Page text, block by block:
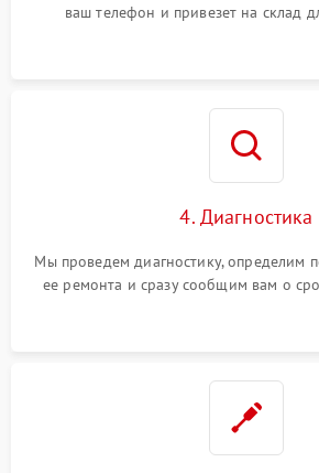
ваш телефон и привезет на склад
4. Диагностика
Мы проведем диагностику, определим
ее ремонта и сразу сообщим вам о